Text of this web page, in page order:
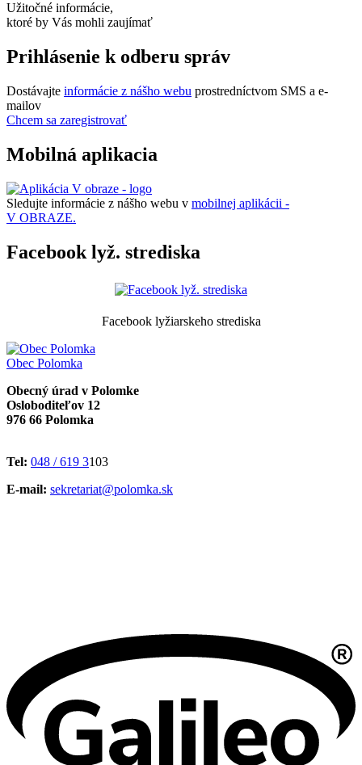
Užitočné informácie,
ktoré by Vás mohli zaujímať
Prihlásenie k odberu správ
Dostávajte informácie z nášho webu prostredníctvom SMS a e-
mailov
Chcem sa zaregistrovať
Mobilná aplikacia
Sledujte informácie z nášho webu v mobilnej aplikácii -
V OBRAZE.
Facebook lyž. strediska
Facebook lyžiarskeho strediska
Obec Polomka
Obecný úrad v Polomke
Osloboditeľov 12
976 66 Polomka
Tel: 048 / 619 3103
E-mail: sekretariat@polomka.sk